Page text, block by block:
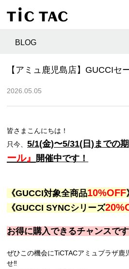
BLOG
【アミュ鹿児島店】GUCCIセ
2026.05.05
皆さまこんにちは！
只今、 5/1(金)〜5/31(日)までの
ール』
開催中です！
《GUCCI対象全商品10%OFF
《GUCCI SYNCシリーズ
お得に購入できるチャンスで
ぜひこの機会にTiCTACアミュプラザ鹿
せ‼︎